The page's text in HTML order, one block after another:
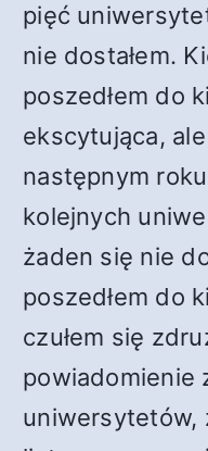
pięć
nie dostałem.
poszedłem do
ekscytująca,
następnym
kolejnych
żaden się nie
poszedłem do
czułem się
powiadomienie
uniwersytetów,